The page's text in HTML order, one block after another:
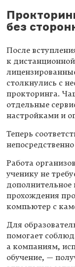
без
После
к
столкнулись с
прокторинга.
отдельные
настройками и
Теперь
Работа
ученику не
дополнительное
прохождения
компьютер с
Для
помогает
а компаниям,
обучение, —